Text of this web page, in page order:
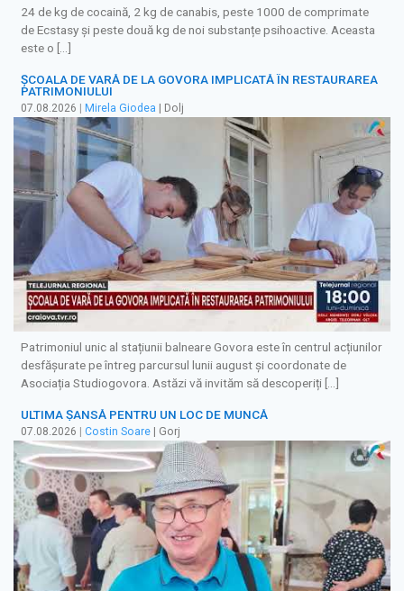
24 de kg de cocaină, 2 kg de canabis, peste 1000 de comprimate
de Ecstasy și peste două kg de noi substanțe psihoactive. Aceasta
este o […]
ȘCOALA DE VARĂ DE LA GOVORA IMPLICATĂ ÎN RESTAURAREA
PATRIMONIULUI
07.08.2026 | Mirela Giodea | Dolj
Patrimoniul unic al stațiunii balneare Govora este în centrul acțiunilor
desfășurate pe întreg parcursul lunii august și coordonate de
Asociația Studiogovora. Astăzi vă invităm să descoperiți […]
ULTIMA ȘANSĂ PENTRU UN LOC DE MUNCĂ
07.08.2026 Costin Soare | Gorj